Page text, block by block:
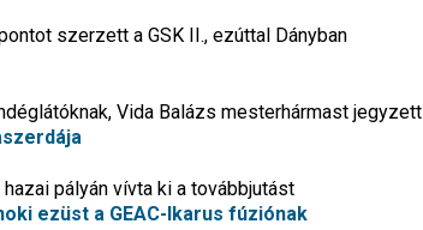
szerzett a GSK II., ezúttal Dányban
Vida Balázs mesterhármast jegyzett
pályán vívta ki a továbbjutást
ezüst a GEAC-Ikarus fúziónak